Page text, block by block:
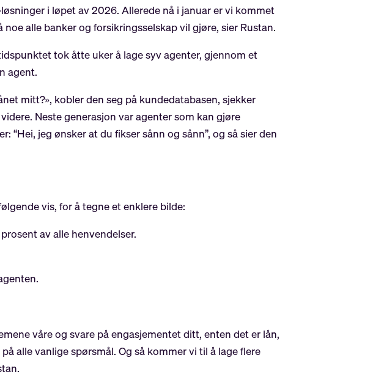
i løpet av 2026. Allerede nå i januar er vi kommet
alle banker og forsikringsselskap vil gjøre, sier Rustan.
tok åtte uker å lage syv agenter, gjennom et
agent.
mitt?», kobler den seg på kundedatabasen, sjekker
Neste generasjon var agenter som kan gjøre
jeg ønsker at du fikser sånn og sånn”, og så sier den
vis, for å tegne et enklere bilde:
av alle henvendelser.
våre og svare på engasjementet ditt, enten det er lån,
alle vanlige spørsmål. Og så kommer vi til å lage flere